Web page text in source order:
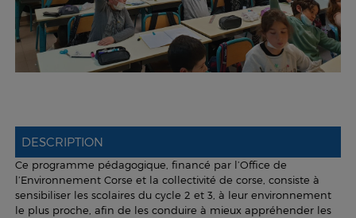
DESCRIPTION
Ce programme pédagogique, financé par l’Office de
l’Environnement Corse et la collectivité de corse, consiste à
sensibiliser les scolaires du cycle 2 et 3, à leur environnement
le plus proche, afin de les conduire à mieux appréhender les